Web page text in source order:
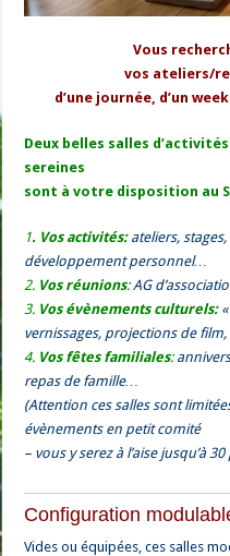
Vous
vos ateliers/
d’une journée, d’un
Deux belles salles
sereines
sont à votre disposition au
1. Vos activités: ateliers,
développement personnel…
2. Vos réunions:AG
3. Vos évènements culturels:«
vernissages, projections de film,
4. Vos fêtes familiales:
repas de famille…
(Attention ces salles sont
évènements en petit comité
– vous y serez à l’aise jusqu’à
Configuration
Vides ou équipées, ces salles